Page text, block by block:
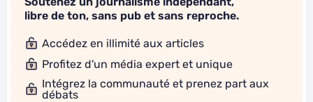
libre de ton, sans pub et sans reproche.
Accédez en illimité aux articles
Profitez d'un média expert et unique
Intégrez la communauté et prenez part aux
débats